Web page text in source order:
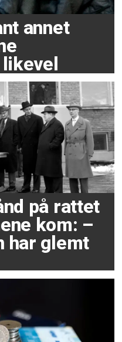
annet
på rattet
kom: –
har glemt